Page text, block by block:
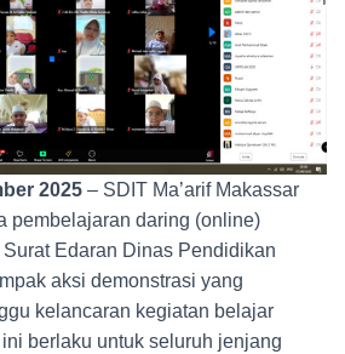
2025 – SDIT Ma’arif Makassar
pembelajaran daring (online)
Edaran Dinas Pendidikan
aksi demonstrasi yang
kelancaran kegiatan belajar
berlaku untuk seluruh jenjang